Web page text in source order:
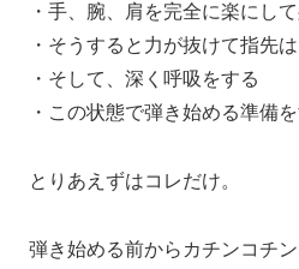
・手、腕、肩を完全に楽にして
・そうすると力が抜けて指先
・そして、深く呼吸をする
・この状態で弾き始める準備
とりあえずはコレだけ。
弾き始める前からカチンコチ